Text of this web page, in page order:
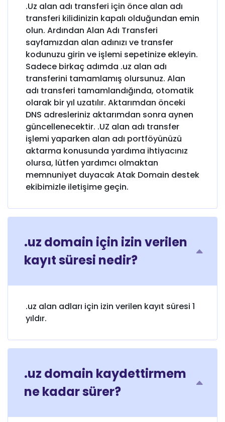
.Uz alan adı transferi için önce alan adı
transferi kilidinizin kapalı olduğundan emin
olun. Ardından Alan Adı Transferi
sayfamızdan alan adınızı ve transfer
kodunuzu girin ve işlemi sepetinize ekleyin.
Sadece birkaç adımda .uz alan adı
transferini tamamlamış olursunuz. Alan
adı transferi tamamlandığında, otomatik
olarak bir yıl uzatılır. Aktarımdan önceki
DNS adresleriniz aktarımdan sonra aynen
güncellenecektir. .UZ alan adı transfer
işlemi yaparken alan adı portföyünüzü
aktarma konusunda yardıma ihtiyacınız
olursa, lütfen yardımcı olmaktan
memnuniyet duyacak Atak Domain destek
ekibimizle iletişime geçin.
.uz domain için izin verilen
kayıt süresi nedir?
.uz alan adları için izin verilen kayıt süresi 1
yıldır.
.uz domain kaydettirmem
ne kadar sürer?